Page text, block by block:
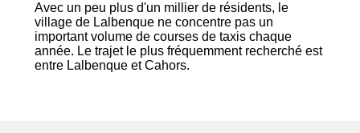
Avec un peu plus d'un millier de résidents, le
village de Lalbenque ne concentre pas un
important volume de courses de taxis chaque
année. Le trajet le plus fréquemment recherché est
entre Lalbenque et Cahors.